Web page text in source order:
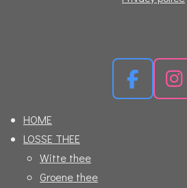
F
a
I
n
HOME
LOSSE THEE
Witte thee
Groene thee